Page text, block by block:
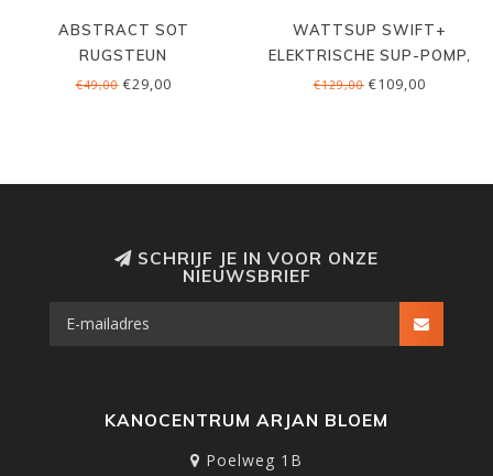
ABSTRACT SOT
RUGSTEUN
€49,00€29,00
WATTSUP SWIFT+
ELEKTRISCHE SUP-POMP,
ACCU, 20 PSI
€129,00 €109,00
SCHRIJF JE IN VOOR ONZE
NIEUWSBRIEF
KANOCENTRUM ARJAN BLOEM
Poelweg 1B